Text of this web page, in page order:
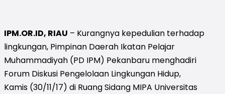
IPM.OR.ID, RIAU – Kurangnya kepedulian terhadap
lingkungan, Pimpinan Daerah Ikatan Pelajar
Muhammadiyah (PD IPM) Pekanbaru menghadiri
Forum Diskusi Pengelolaan Lingkungan Hidup,
Kamis (30/11/17) di Ruang Sidang MIPA Universitas